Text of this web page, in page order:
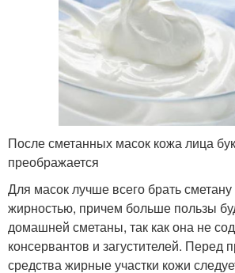
После сметанных масок кожа лица
преображается
Для масок лучше всего брать
жирностью, причем больше пользы
домашней сметаны, так как она не
консервантов и загустителей. Перед
средства жирные участки кожи